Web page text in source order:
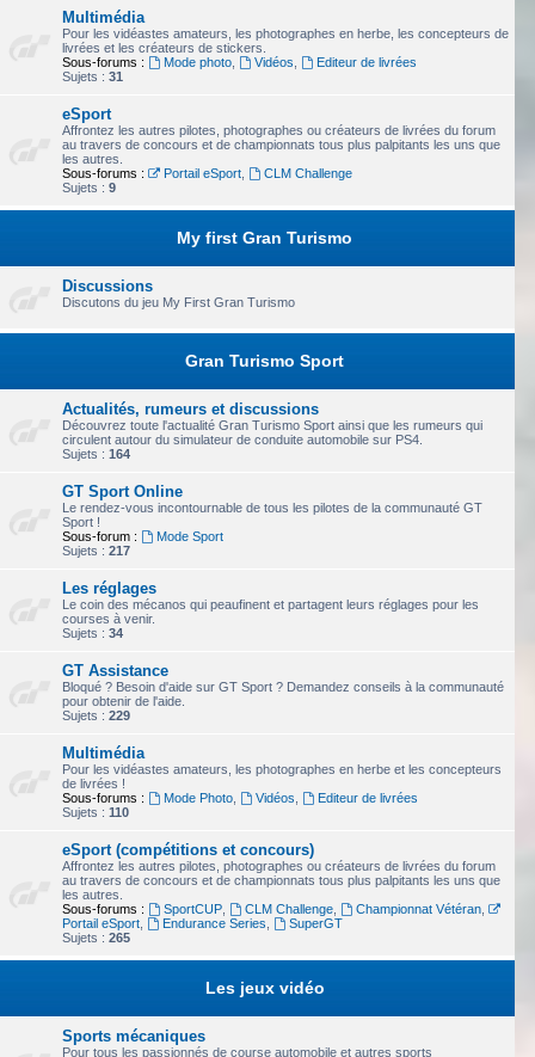
Multimédia
Pour les vidéastes amateurs, les photographes en herbe, les concepteurs de
livrées et les créateurs de stickers.
Sous-forums :
Mode photo, Vidéos
Editeur de livrées
Sujets : 31
eSport
Affrontez les autres pilotes, photographes ou créateurs de livrées du forum
au travers de concours et de championnats tous plus palpitants les uns que
les autres.
Sous-forums :
Portail eSport,
CLM Challenge
Sujets : 9
My first Gran Turismo
Discussions
Discutons du jeu My First Gran Turismo
Gran Turismo Sport
Actualités, rumeurs et discussions
Découvrez toute l'actualité Gran Turismo Sport ainsi que les rumeurs qui
circulent autour du simulateur de conduite automobile sur PS4.
Sujets : 164
GT Sport Online
Le rendez-vous incontournable de tous les pilotes de la communauté GT
Sport !
Sous-forum :
Mode Sport
Sujets : 217
Les réglages
Le coin des mécanos qui peaufinent et partagent leurs réglages pour les
courses à venir.
Sujets : 34
GT Assistance
Bloqué ? Besoin d'aide sur GT Sport ? Demandez conseils à la communauté
pour obtenir de l'aide.
Sujets : 229
Multimédia
Pour les vidéastes amateurs, les photographes en herbe et les concepteurs
de livrées !
Sous-forums :
Mode Photo, Vidéos
Editeur de livrées
Sujets : 110
eSport (compétitions et concours)
Affrontez les autres pilotes, photographes ou créateurs de livrées du forum
au travers de concours et de championnats tous plus palpitants les uns que
les autres.
Sous-forums :
SportCUP, CLM Challenge, Championnat Vétéran,
Portail eSport
Endurance Series
SuperGT
Sujets : 265
Les jeux vidéo
Sports mécaniques
Pour tous les passionnés de course automobile et autres sports